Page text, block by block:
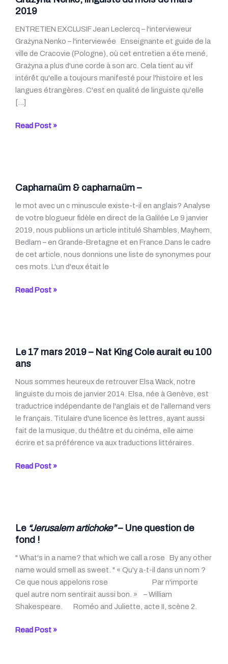
2019
ENTRETIEN EXCLUSIF Jean Leclercq – l'intervieweur
Grażyna Nenko – l'interviewée Enseignante et guide de la
ville de Cracovie (Pologne), où cet entretien a éte mené,
Grażyna a plus d'une corde à son arc. Cela tient au vif
intérêt qu'elle a toujours manifesté pour l'histoire et les
langues étrangères. C'est en qualité de linguiste qu'elle
[…]
Grażyna
de
2019
Read Post »
Capharnaüm & capharnaüm –
le mot avec un c minuscule existe-t-il en anglais? Analyse
de votre blogueur fidèle en direct de la Galilée Le 9 janvier
2019, nous publiions un article intitulé Shambles, Mayhem,
Bedlam – en Grande-Bretagne et en France.Dans le cadre
de cet article, nous donnions une liste de synonymes pour
ces mots. L'un d'eux était le
Capharnaüm
Read Post »
Le 17 mars 2019 – Nat King Cole aurait eu 100
ans
Nous sommes heureux de retrouver Elsa Wack, notre
linguiste du mois de janvier 2014. Elsa, née à Genève, est
traductrice indépendante de l'anglais et de l'allemand vers
le français. Titulaire d'une licence ès lettres, ayant aussi
fait de la musique, du théâtre et du cinéma, elle aime
écrire et sa préférence va aux traductions littéraires.
Le
Nat
King
ans
Read Post »
Le “Jerusalem artichoke”– Une question de
fond !
" What's in a name? that which we call a rose By any other
name would smell as sweet. " « Qu'y a-t-il dans un nom ?
Ce que nous appelons rose Par n'importe
quel autre nom sentirait aussi bon. » – William
Shakespeare. Roméo and Juliette, acte II, scène 2.
Le
Read Post »